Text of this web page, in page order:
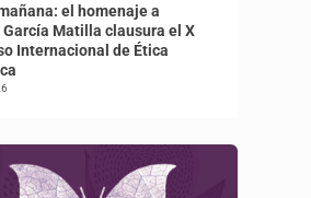
el homenaje a
Matilla clausura el X
Internacional de Ética